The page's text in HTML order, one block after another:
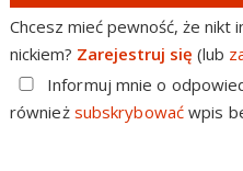
Chcesz mieć pewność, że nikt
nickiem? Zarejestruj się (lub
Informuj mnie o
również subskrybowaćwpis